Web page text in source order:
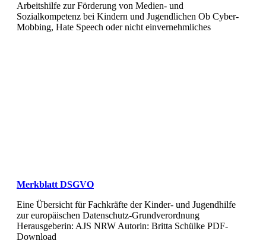
Arbeitshilfe zur Förderung von Medien- und
Sozialkompetenz bei Kindern und Jugendlichen Ob Cyber-
Mobbing, Hate Speech oder nicht einvernehmliches
Merkblatt DSGVO
Eine Übersicht für Fachkräfte der Kinder- und Jugendhilfe
zur europäischen Datenschutz-Grundverordnung
Herausgeberin: AJS NRW Autorin: Britta Schülke PDF-
Download